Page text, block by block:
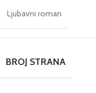
Ljubavni roman
BROJ STRANA